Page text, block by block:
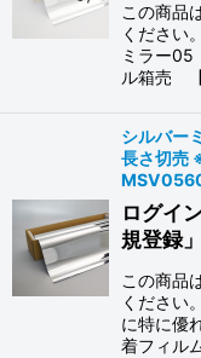
この商品
ください
ミラー05
ル箱売
シルバー
長さ切売
ログイ
規登録」
この商品
ください
に特に優
着フィル